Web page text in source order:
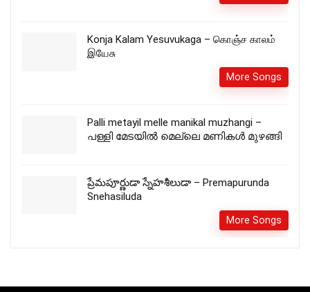
Konja Kalam Yesuvukaga – கொஞ்ச காலம்
இயேசு
More Songs
Palli metayil melle manikal‍ muzhangi –
പള്ളി മേടയിൽ മെല്ലെ മണികള്‍ മുഴങ്ങി
ప్రేమపూర్ణుడా స్నేహశీలుడా – Premapurunda
Snehasiluda
More Songs